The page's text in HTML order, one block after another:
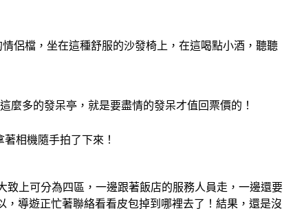
侶檔，坐在這種舒服的沙發椅上，在這喝點小酒，聽聽
麼多的發呆亭，就是要盡情的發呆才值回票價的！
相機隨手拍了下來！
致上可分為四區，一邊跟著飯店的服務人員走，一邊還要
導遊正忙著聯絡看看皮包掉到哪裡去了！結果，還是沒